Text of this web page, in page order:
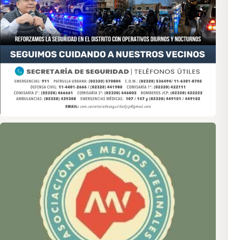
Asociación de Medios Vecinales